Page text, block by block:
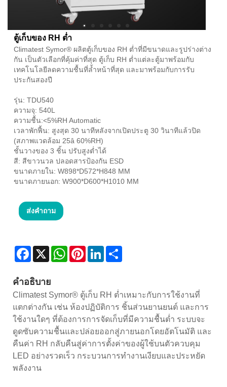
ตู้เก็บของ RH ต่ำ
Climatest Symor® ผลิตตู้เก็บของ RH ต่ำที่มีขนาดและรูปร่างต่าง
กัน เป็นตัวเลือกที่คุ้มค่าที่สุด ตู้เก็บ RH ต่ำแต่ละตู้มาพร้อมกับ
เทคโนโลยีลดความชื้นที่ล้ำหน้าที่สุด และมาพร้อมกับการรับ
ประกันสองปี
รุ่น: TDU540
ความจุ: 540L
ความชื้น:<5%RH Automatic
เวลาพักฟื้น: สูงสุด 30 นาทีหลังจากเปิดประตู 30 วินาทีแล้วปิด
(สภาพแวดล้อม 25â 60%RH)
ชั้นวางของ 3 ชิ้น ปรับสูงต่ำได้
สี: สีขาวนวล ปลอดสารป้องกัน ESD
ขนาดภายใน: W898*D572*H848 MM
ขนาดภายนอก: W900*D600*H1010 MM
ส่งคำถาม
Facebook
X WhatsAppPinterestLinkedIn
คำอธิบาย
Climatest Symor® ตู้เก็บ RH ต่ำเหมาะกับการใช้งานที่
แตกต่างกัน เช่น ห้องปฏิบัติการ ชิ้นส่วนยานยนต์ และการ
ใช้งานใดๆ ที่ต้องการการจัดเก็บที่มีความชื้นต่ำ ระบบจะ
ดูดซับความชื้นและปล่อยออกสู่ภายนอกโดยอัตโนมัติ และ
คืนค่า RH กลับคืนสู่ค่าการตั้งค่าของผู้ใช้บนตัวควบคุม
LED อย่างรวดเร็ว กระบวนการทำงานเงียบและประหยัด
พลังงาน